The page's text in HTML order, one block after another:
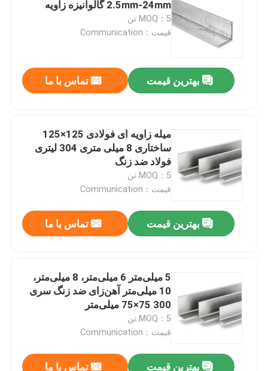
2.5mm-24mm گالوانیزه زاویه
MOQ：5 تن
قیمت：Communication
بهترین قیمت تماس با ما
میله زاویه ای فولادی 125×125
ساختاری 8 میلی متری 304 لیتری
فولاد ضد زنگ
MOQ：5 تن
قیمت：Communication
بهترین قیمت تماس با ما
5 میلی‌متر 6 میلی‌متر، 8 میلی‌متر،
10 میلی‌متر آهن‌زای ضد زنگ سری
300 75×75 میلی‌متر
MOQ：5 تن
قیمت：Communication
بهترین قیمت تماس با ما